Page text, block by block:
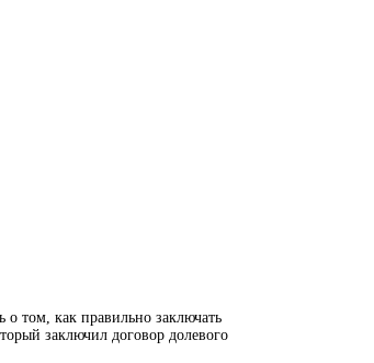
о том, как правильно заключать
заключил договор долевого